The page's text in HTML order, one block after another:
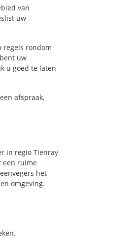
van
uw
regels rondom
uw
u goed te laten
afspraak,
in regio Tienray
een ruime
het
omgeving.